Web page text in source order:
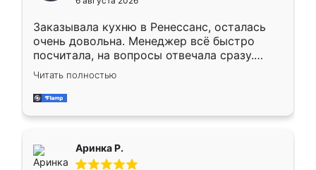
мебели буду заказывать только здесь.
Заказывала кухню в Ренессанс, осталась
очень довольна. Менеджер всё быстро
посчитала, на вопросы отвечала сразу.
Замерщик приехал в субботу, подошёл к
делу со всей ответственностью. Собрали
за день, ребята работали аккуратно, даже
Читать полностью
Аринка Р.